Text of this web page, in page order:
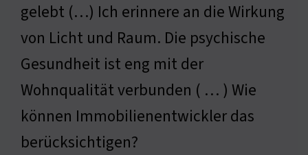
gelebt (…) Ich erinnere an die Wirkung
von Licht und Raum. Die psychische
Gesundheit ist eng mit der
Wohnqualität verbunden ( … ) Wie
können Immobilienentwickler das
berücksichtigen?